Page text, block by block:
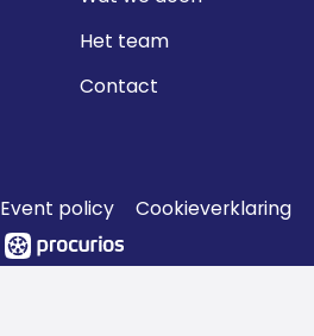
Het team
Contact
Event policy
Cookieverklaring